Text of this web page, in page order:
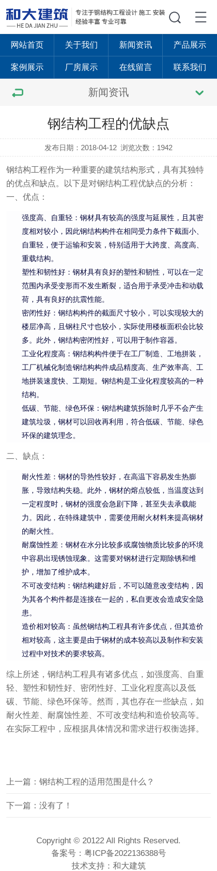
网站首页 关于我们 新闻资讯 产品展示
案例展示 厂房展示 在线留言 联系我们
新闻资讯
钢结构工程的优缺点
发布日期：2018-04-12 浏览次数：1942
钢结构工程作为一种重要的建筑结构形式，具有其独特
的优点和缺点。以下是对钢结构工程优缺点的分析：
一、优点：
强度高、自重轻：钢材具有较高的强度与延展性，且其密
度相对较小，因此钢结构构件在相同受力条件下截面小、
自重轻，便于运输和安装，特别适用于大跨度、高度高、
重载结构。
塑性和韧性好：钢材具有良好的塑性和韧性，可以在一定
范围内承受变形而不发生断裂，适合用于承受冲击和动载
荷，具有良好的抗震性能。
密闭性好：钢结构构件的截面尺寸较小，可以实现较大的
楼层净高，且钢柱尺寸也较小，实际使用楼板面积会比较
多。此外，钢结构密闭性好，可以用于制作容器。
工业化程度高：钢结构构件便于在工厂制造、工地拼装，
工厂机械化制造钢结构构件成品精度高、生产效率高、工
地拼装速度快、工期短。钢结构是工业化程度较高的一种
结构。
低碳、节能、绿色环保：钢结构建筑拆除时几乎不会产生
建筑垃圾，钢材可以回收再利用，符合低碳、节能、绿色
环保的建筑理念。
二、缺点：
耐火性差：钢材的导热性较好，在高温下容易发生热膨
胀，导致结构失稳。此外，钢材的熔点较低，当温度达到
一定程度时，钢材的强度会急剧下降，甚至失去承载能
力。因此，在特殊建筑中，需要使用耐火材料来提高钢材
的耐火性。
耐腐蚀性差：钢材在水分比较多或腐蚀物质比较多的环境
中容易出现锈蚀现象。这需要对钢材进行定期除锈和维
护，增加了维护成本。
不可改变结构：钢结构建好后，不可以随意改变结构，因
为其各个构件都是连接在一起的，私自更改会造成安全隐
患。
造价相对较高：虽然钢结构工程具有许多优点，但其造价
相对较高，这主要是由于钢材的成本较高以及制作和安装
过程中对技术的要求较高。
综上所述，钢结构工程具有诸多优点，如强度高、自重
轻、塑性和韧性好、密闭性好、工业化程度高以及低
碳、节能、绿色环保等。然而，其也存在一些缺点，如
耐火性差、耐腐蚀性差、不可改变结构和造价较高等。
在实际工程中，应根据具体情况和需求进行权衡选择。
上一篇：钢结构工程的适用范围是什么？
下一篇：没有了！
Copyright © 20122 All Rights Reserved.
备案号： 粤ICP备2022136388号
技术支持： 和大建筑